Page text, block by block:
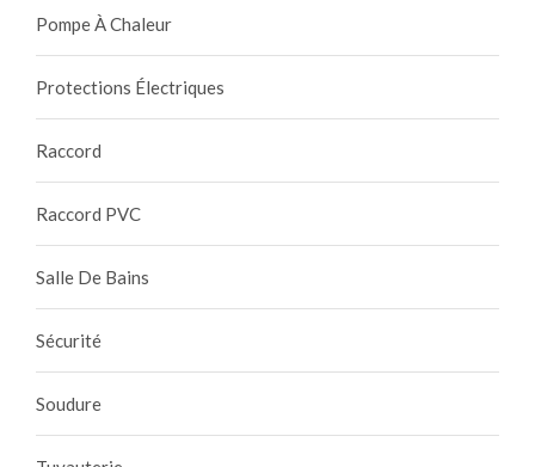
Pompe À Chaleur
Protections Électriques
Raccord
Raccord PVC
Salle De Bains
Sécurité
Soudure